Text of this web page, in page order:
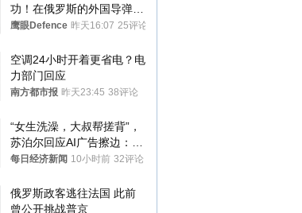
功！在俄罗斯的外国导弹发
射车都是合法打击目标
鹰眼Defence 昨天16:07 25评论
空调24小时开着更省电？电
力部门回应
南方都市报 昨天23:45 38评论
“女生洗澡，大叔帮搓背”，
苏泊尔回应AI广告擦边：视
频全下架，已强化内容管理
每日经济新闻 10小时前 32评论
俄罗斯政客逃往法国 此前
曾公开挑战普京